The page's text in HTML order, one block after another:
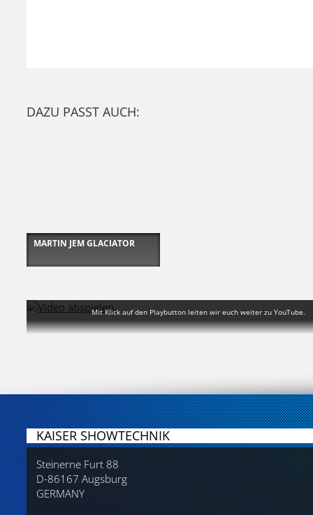
DAZU PASST AUCH:
MARTIN JEM GLACIATOR
Mit Klick auf den Playbutton leiten wir euch weiter zu YouTube.
KAISER SHOWTECHNIK
Steinerne Furt 88
D-86167 Augsburg
GERMANY